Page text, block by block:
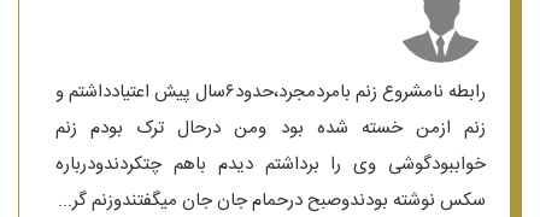
رابطه نامشروع زنم بامردمجرد،حدود۶سال پیش اعتیادداشتم و
زنم ازمن خسته شده بود ومن درحال ترک بودم زنم
خواببودگوشی وی را برداشتم دیدم باهم چتکردندودرباره
سکس نوشته بودندوصبح درحمام جان جان میگفتندوزنم گر...